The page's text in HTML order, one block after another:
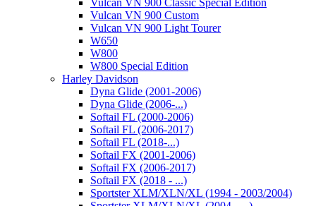
Vulcan VN 900 Classic Special Edition
Vulcan VN 900 Custom
Vulcan VN 900 Light Tourer
W650
W800
W800 Special Edition
Harley Davidson
Dyna Glide (2001-2006)
Dyna Glide (2006-...)
Softail FL (2000-2006)
Softail FL (2006-2017)
Softail FL (2018-...)
Softail FX (2001-2006)
Softail FX (2006-2017)
Softail FX (2018 - ...)
Sportster XLM/XLN/XL (1994 - 2003/2004)